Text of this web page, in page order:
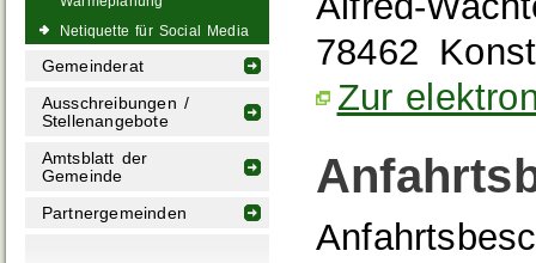
Netiquette für Social Media
Gemeinderat
Ausschreibungen /
Stellenangebote
Amtsblatt der
Gemeinde
Partnergemeinden
78462
Zur